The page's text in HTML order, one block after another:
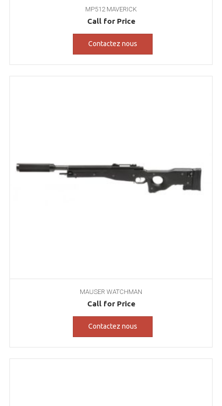
MP512 MAVERICK
Call for Price
Contactez nous
MAUSER WATCHMAN
Call for Price
Contactez nous